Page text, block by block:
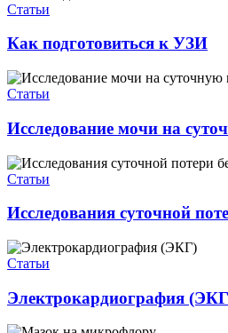
Статьи
Как подготовиться к УЗИ
Статьи
Исследование мочи на
Статьи
Исследования суточной
Статьи
Электрокардиография